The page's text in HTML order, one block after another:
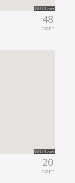
48
børn
20
børn